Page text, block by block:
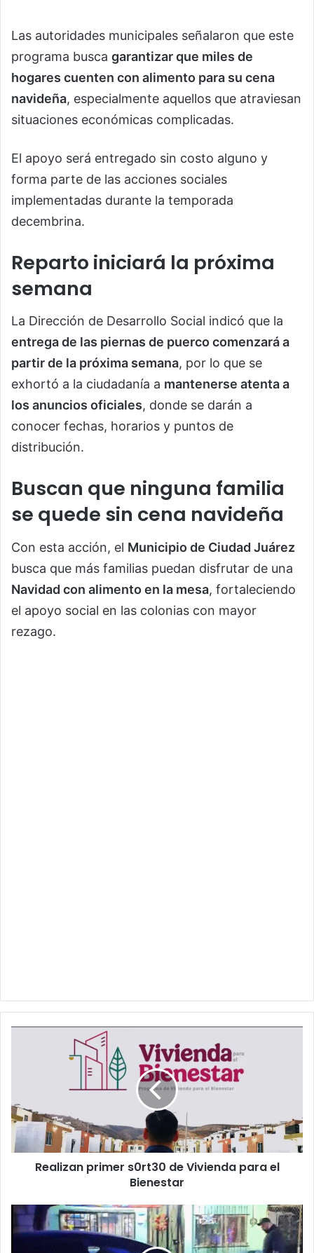
Las autoridades municipales señalaron que este
programa busca garantizar que miles de
hogares cuenten con alimento para su cena
navideña, especialmente aquellos que atraviesan
situaciones económicas complicadas.
El apoyo será entregado sin costo alguno y
forma parte de las acciones sociales
implementadas durante la temporada
decembrina.
Reparto iniciará la próxima
semana
La Dirección de Desarrollo Social indicó que la
entrega de las piernas de puerco comenzará a
partir de la próxima semana, por lo que se
exhortó a la ciudadanía a mantenerse atenta a
los anuncios oficiales, donde se darán a
conocer fechas, horarios y puntos de
distribución.
Buscan que ninguna familia
se quede sin cena navideña
Con esta acción, el Municipio de Ciudad Juárez
busca que más familias puedan disfrutar de una
Navidad con alimento en la mesa, fortaleciendo
el apoyo social en las colonias con mayor
rezago.
para
el
Bienestar
Realizan primer s0rt30 de Vivienda para el
Bienestar
Daños
a
vehículo